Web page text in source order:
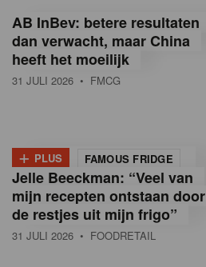
a
n
B
e
AB InBev: betere resultaten
dan verwacht, maar China
heeft het moeilijk
31 JULI 2026 • FMCG
+ PLUS FAMOUS FRIDGE
Jelle Beeckman: “Veel van
mijn recepten ontstaan door
de restjes uit mijn frigo”
31 JULI 2026 • FOODRETAIL